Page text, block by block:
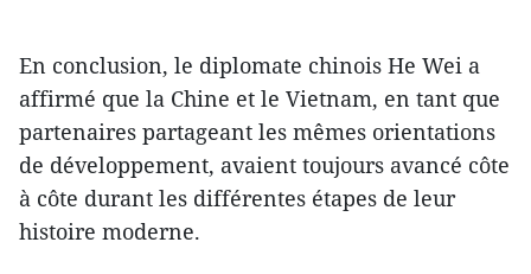
En conclusion, le diplomate chinois He Wei a
affirmé que la Chine et le Vietnam, en tant que
partenaires partageant les mêmes orientations
de développement, avaient toujours avancé côte
à côte durant les différentes étapes de leur
histoire moderne.